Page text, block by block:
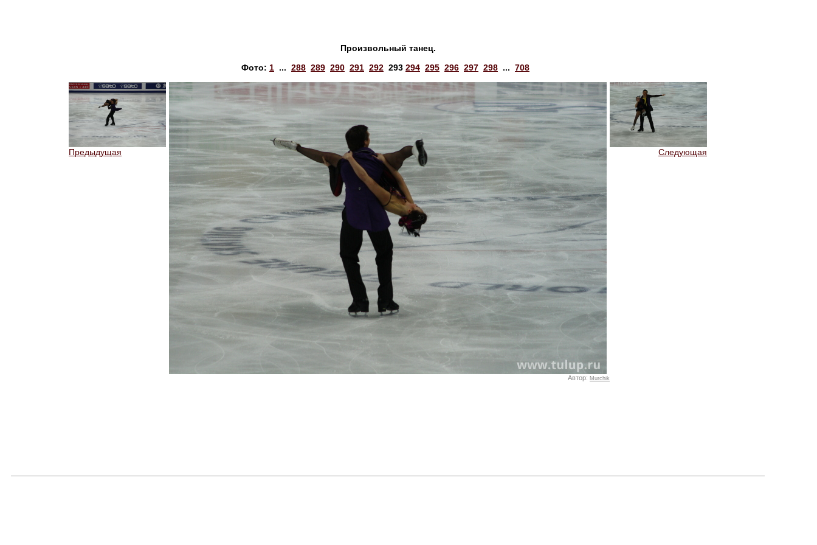
Произвольный танец.
Фото: 1 ... 288 289 290 291 292 293 294 295 296 297 298 ... 708
Предыдущая
Автор: Murchik
Следующая